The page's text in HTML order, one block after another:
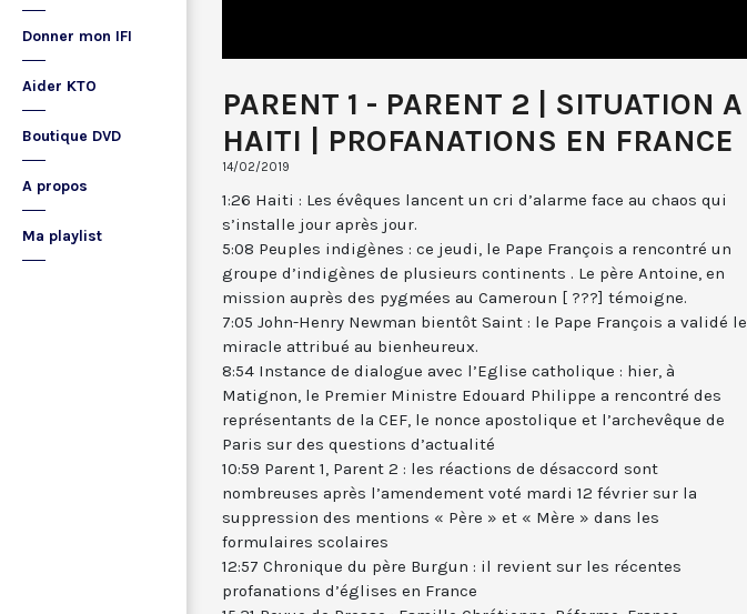
Donner mon IFI
Aider KTO
Boutique DVD
A propos
Ma playlist
PARENT 1 - PARENT 2 | SITUATION A
HAITI | PROFANATIONS EN FRANCE
14/02/2019
1:26 Haiti : Les évêques lancent un cri d’alarme face au chaos qui
s’installe jour après jour.
5:08 Peuples indigènes : ce jeudi, le Pape François a rencontré un
groupe d’indigènes de plusieurs continents . Le père Antoine, en
mission auprès des pygmées au Cameroun [ ???] témoigne.
7:05 John-Henry Newman bientôt Saint : le Pape François a validé le
miracle attribué au bienheureux.
8:54 Instance de dialogue avec l’Eglise catholique : hier, à
Matignon, le Premier Ministre Edouard Philippe a rencontré des
représentants de la CEF, le nonce apostolique et l’archevêque de
Paris sur des questions d’actualité
10:59 Parent 1, Parent 2 : les réactions de désaccord sont
nombreuses après l’amendement voté mardi 12 février sur la
suppression des mentions « Père » et « Mère » dans les
formulaires scolaires
12:57 Chronique du père Burgun : il revient sur les récentes
profanations d’églises en France